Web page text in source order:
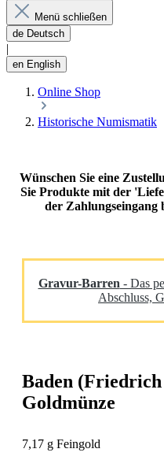
Menü schließen
de Deutsch
en English
Online Shop
Historische Numismatik
Wünschen Sie eine
Sie Produkte mit der
der Zahlungseingang
Gravur-Barren - Das
Abschluss,
Baden
Goldmünze
7,17 g Feingold